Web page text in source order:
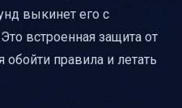
выкинет его с
встроенная защита от
правила и летать